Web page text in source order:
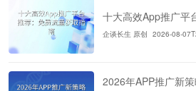
十大高效App推广平
企谈长生 原创 2026-08-
2026年APP推广新